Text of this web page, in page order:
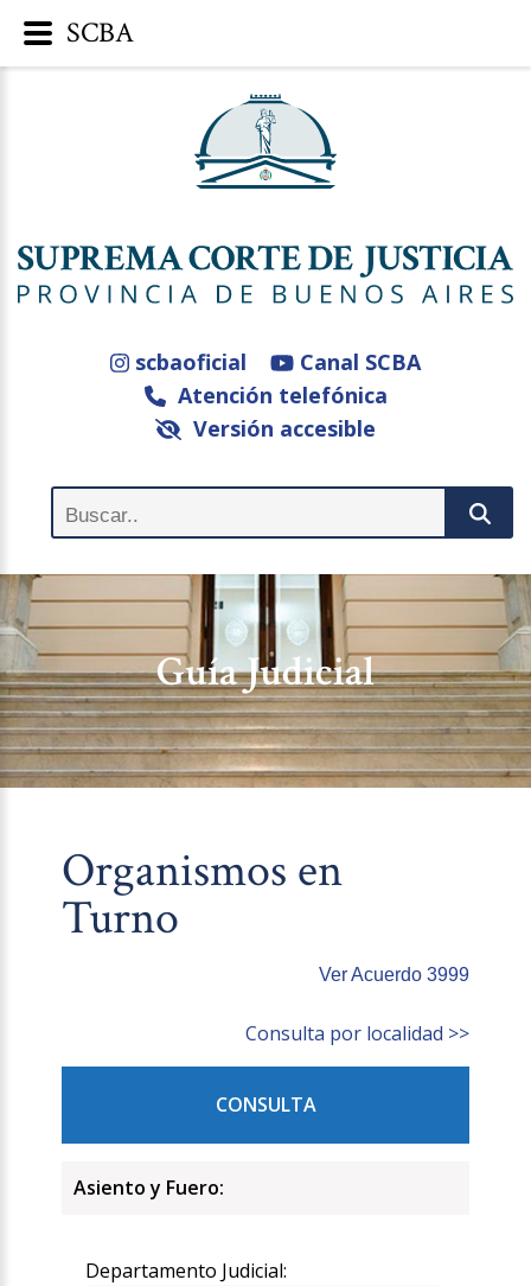
scbaoficial
Canal SCBA
Atención telefónica
Versión accesible
Guía Judicial
Organismos en
Turno
Ver Acuerdo 3999
Consulta por localidad >>
CONSULTA
Asiento y Fuero:
Departamento Judicial:
SCBA